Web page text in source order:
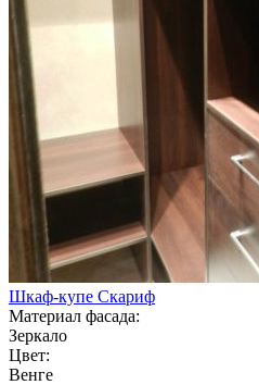
Шкаф-купе Скариф
Материал фасада:
Зеркало
Цвет:
Венге